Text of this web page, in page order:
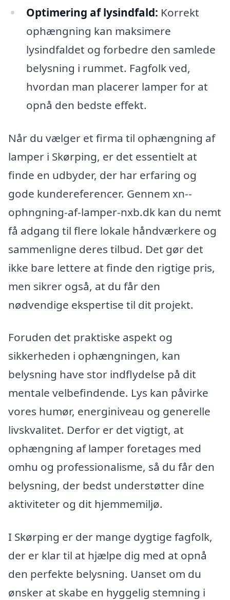
Optimering af lysindfald: Korrekt
ophængning kan maksimere
lysindfaldet og forbedre den samlede
belysning i rummet. Fagfolk ved,
hvordan man placerer lamper for at
opnå den bedste effekt.
Når du vælger et firma til ophængning af
lamper i Skørping, er det essentielt at
finde en udbyder, der har erfaring og
gode kundereferencer. Gennem xn--
ophngning-af-lamper-nxb.dk kan du nemt
få adgang til flere lokale håndværkere og
sammenligne deres tilbud. Det gør det
ikke bare lettere at finde den rigtige pris,
men sikrer også, at du får den
nødvendige ekspertise til dit projekt.
Foruden det praktiske aspekt og
sikkerheden i ophængningen, kan
belysning have stor indflydelse på dit
mentale velbefindende. Lys kan påvirke
vores humør, energiniveau og generelle
livskvalitet. Derfor er det vigtigt, at
ophængning af lamper foretages med
omhu og professionalisme, så du får den
belysning, der bedst understøtter dine
aktiviteter og dit hjemmemiljø.
I Skørping er der mange dygtige fagfolk,
der er klar til at hjælpe dig med at opnå
den perfekte belysning. Uanset om du
ønsker at skabe en hyggelig stemning i